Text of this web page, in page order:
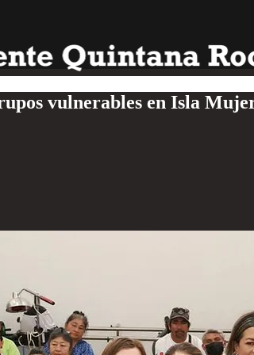
vulnerables en Isla